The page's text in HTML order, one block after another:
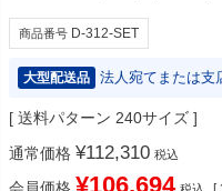
商品番号 D-312-SET
大型配送品 法人宛てまたは支
送料パターン 240サイズ
通常価格 ¥112,310 税込
会員価格 ¥106,694